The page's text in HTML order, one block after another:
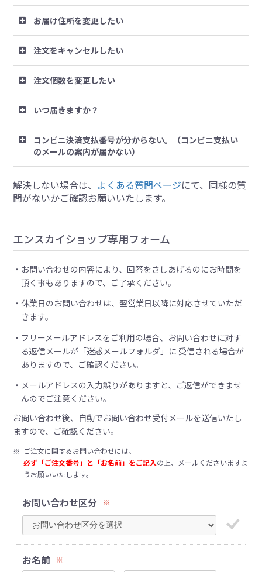
お届け住所を変更したい
注文をキャンセルしたい
注文個数を変更したい
いつ届きますか？
コンビニ決済支払番号が分からない。（コンビニ支払い
のメールの案内が届かない）
解決しない場合は、 よくある質問ページにて、同様の質
問がないかご確認お願いいたします。
エンスカイショップ専用フォーム
お問い合わせの内容により、回答をさしあげるのにお時間を
頂く事もありますので、ご了承ください。
休業日のお問い合わせは、翌営業日以降に対応させていただ
きます。
フリーメールアドレスをご利用の場合、お問い合わせに対す
る返信メールが「迷惑メールフォルダ」に 受信される場合が
ありますので、ご確認ください。
メールアドレスの入力誤りがありますと、ご返信ができませ
んのでご注意ください。
お問い合わせ後、自動でお問い合わせ受付メールを送信いたし
ますので、ご確認ください。
※ ご注文に関するお問い合わせには、
必ず「ご注文番号」と「お名前」をご記入の上、メールくださいますよ
うお願いいたします。
お問い合わせ区分 ※
お名前 ※